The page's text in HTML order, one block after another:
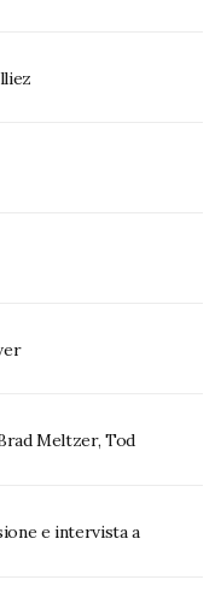
Meltzer, Tod
e intervista a